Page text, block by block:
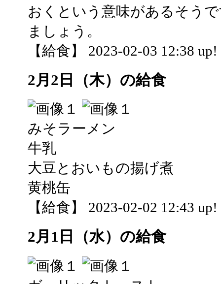
おくという意味があるそう
ましょう。
【給食】 2023-02-03 12:38 up!
2月2日（木）の給食
みそラーメン
牛乳
大豆とおいもの揚げ煮
黄桃缶
【給食】 2023-02-02 12:43 up!
2月1日（水）の給食